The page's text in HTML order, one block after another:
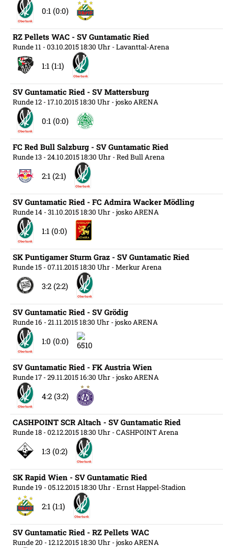
0:1 (0:0)
RZ Pellets WAC - SV Guntamatic Ried
Runde 11 - 03.10.2015 18:30 Uhr - Lavanttal-Arena
1:1 (1:1)
SV Guntamatic Ried - SV Mattersburg
Runde 12 - 17.10.2015 18:30 Uhr - josko ARENA
0:1 (0:0)
FC Red Bull Salzburg - SV Guntamatic Ried
Runde 13 - 24.10.2015 18:30 Uhr - Red Bull Arena
2:1 (2:1)
SV Guntamatic Ried - FC Admira Wacker Mödling
Runde 14 - 31.10.2015 18:30 Uhr - josko ARENA
1:1 (0:0)
SK Puntigamer Sturm Graz - SV Guntamatic Ried
Runde 15 - 07.11.2015 18:30 Uhr - Merkur Arena
3:2 (2:2)
SV Guntamatic Ried - SV Grödig
Runde 16 - 21.11.2015 18:30 Uhr - josko ARENA
1:0 (0:0)
SV Guntamatic Ried - FK Austria Wien
Runde 17 - 29.11.2015 16:30 Uhr - josko ARENA
4:2 (3:2)
CASHPOINT SCR Altach - SV Guntamatic Ried
Runde 18 - 02.12.2015 18:30 Uhr - CASHPOINT Arena
1:3 (0:2)
SK Rapid Wien - SV Guntamatic Ried
Runde 19 - 05.12.2015 18:30 Uhr - Ernst Happel-Stadion
2:1 (1:1)
SV Guntamatic Ried - RZ Pellets WAC
Runde 20 - 12.12.2015 18:30 Uhr - josko ARENA